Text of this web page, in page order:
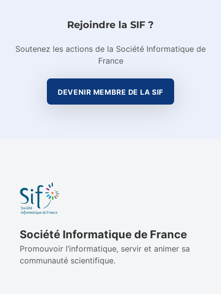
Rejoindre la SIF ?
Soutenez les actions de la Société Informatique de
France
DEVENIR MEMBRE DE LA SIF
Société Informatique de France
Promouvoir l’informatique, servir et animer sa
communauté scientifique.